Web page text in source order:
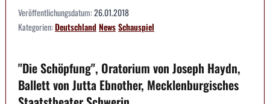
Veröffentlichungsdatum:26.01.2018
Kategorien:DeutschlandNewsSchauspiel
"Die Schöpfung", Oratorium von Joseph Haydn,
Ballett von Jutta Ebnother, Mecklenburgisches